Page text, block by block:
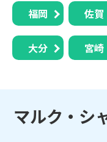
福岡 佐賀
大分 宮崎
マルク・シ